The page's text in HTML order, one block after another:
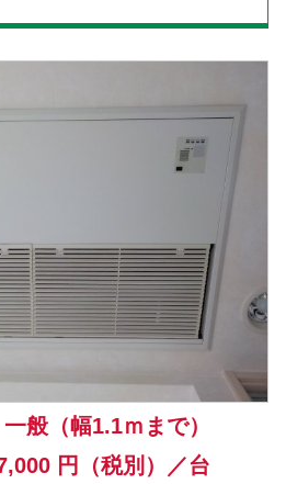
一般（幅1.1ｍまで）
円（税別）／台